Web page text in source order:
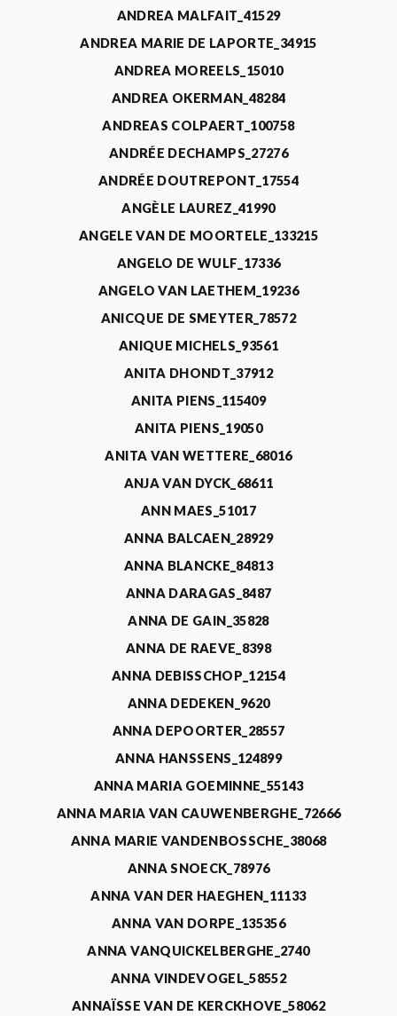
ANDREA MALFAIT_41529
ANDREA MARIE DE LAPORTE_34915
ANDREA MOREELS_15010
ANDREA OKERMAN_48284
ANDREAS COLPAERT_100758
ANDRÉE DECHAMPS_27276
ANDRÉE DOUTREPONT_17554
ANGÈLE LAUREZ_41990
ANGELE VAN DE MOORTELE_133215
ANGELO DE WULF_17336
ANGELO VAN LAETHEM_19236
ANICQUE DE SMEYTER_78572
ANIQUE MICHELS_93561
ANITA DHONDT_37912
ANITA PIENS_115409
ANITA PIENS_19050
ANITA VAN WETTERE_68016
ANJA VAN DYCK_68611
ANN MAES_51017
ANNA BALCAEN_28929
ANNA BLANCKE_84813
ANNA DARAGAS_8487
ANNA DE GAIN_35828
ANNA DE RAEVE_8398
ANNA DEBISSCHOP_12154
ANNA DEDEKEN_9620
ANNA DEPOORTER_28557
ANNA HANSSENS_124899
ANNA MARIA GOEMINNE_55143
ANNA MARIA VAN CAUWENBERGHE_72666
ANNA MARIE VANDENBOSSCHE_38068
ANNA SNOECK_78976
ANNA VAN DER HAEGHEN_11133
ANNA VAN DORPE_135356
ANNA VANQUICKELBERGHE_2740
ANNA VINDEVOGEL_58552
ANNAÏSSE VAN DE KERCKHOVE_58062